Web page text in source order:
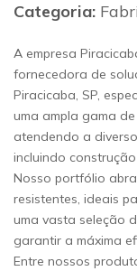
Categoria:
A empresa
fornecedora de
Piracicaba, SP,
uma ampla gama
atendendo a
incluindo
Nosso portfólio
resistentes, ideais
uma vasta seleção
garantir a máxima
Entre nossos